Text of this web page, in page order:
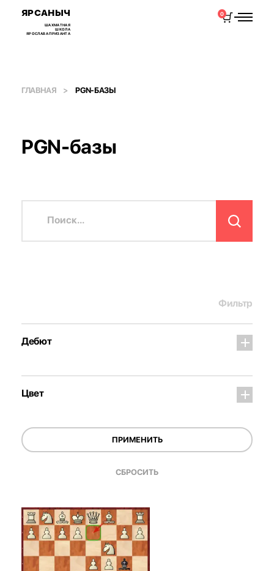
ЯРСАНЫЧ
ШАХМАТНАЯ
ШКОЛА
ЯРОСЛАВА ПРИЗАНТА
0
ГЛАВНАЯ PGN-БАЗЫ
PGN-базы
Фильтр
Дебют
Цвет
ПРИМЕНИТЬ
СБРОСИТЬ